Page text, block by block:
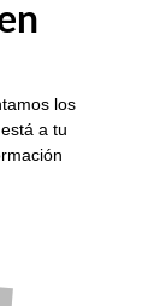
los
está a tu